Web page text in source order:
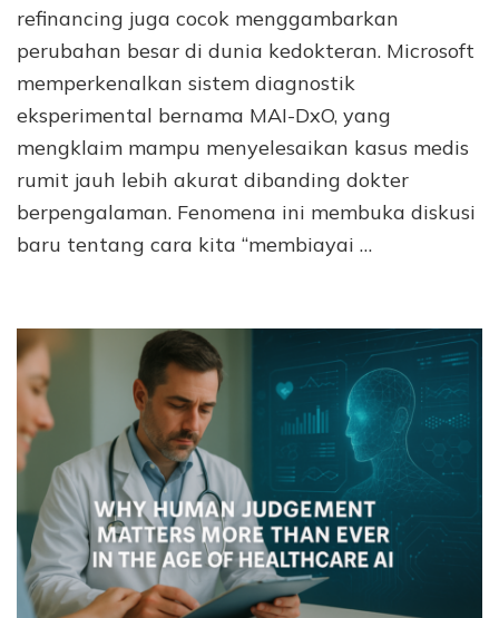
refinancing juga cocok menggambarkan
perubahan besar di dunia kedokteran. Microsoft
memperkenalkan sistem diagnostik
eksperimental bernama MAI-DxO, yang
mengklaim mampu menyelesaikan kasus medis
rumit jauh lebih akurat dibanding dokter
berpengalaman. Fenomena ini membuka diskusi
baru tentang cara kita “membiayai …